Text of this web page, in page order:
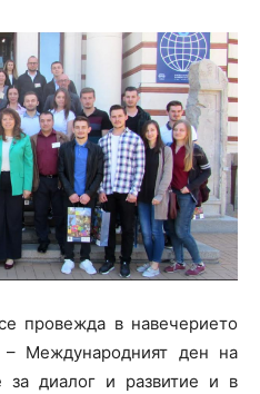
провежда в навечерието
Международният ден на
за диалог и развитие и в